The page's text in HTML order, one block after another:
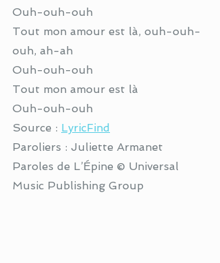
Ouh-ouh-ouh
Tout mon amour est là, ouh-ouh-
ouh, ah-ah
Ouh-ouh-ouh
Tout mon amour est là
Ouh-ouh-ouh
Source : LyricFind
Paroliers : Juliette Armanet
Paroles de L’Épine © Universal
Music Publishing Group